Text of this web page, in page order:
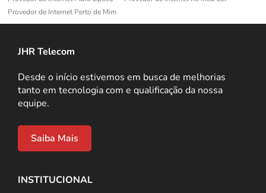
Provedor de Internet Perto de Mim
JHR Telecom
Desde o início estivemos em busca de melhorias
tanto em tecnologia com e qualificação da nossa
equipe.
Saiba Mais
INSTITUCIONAL